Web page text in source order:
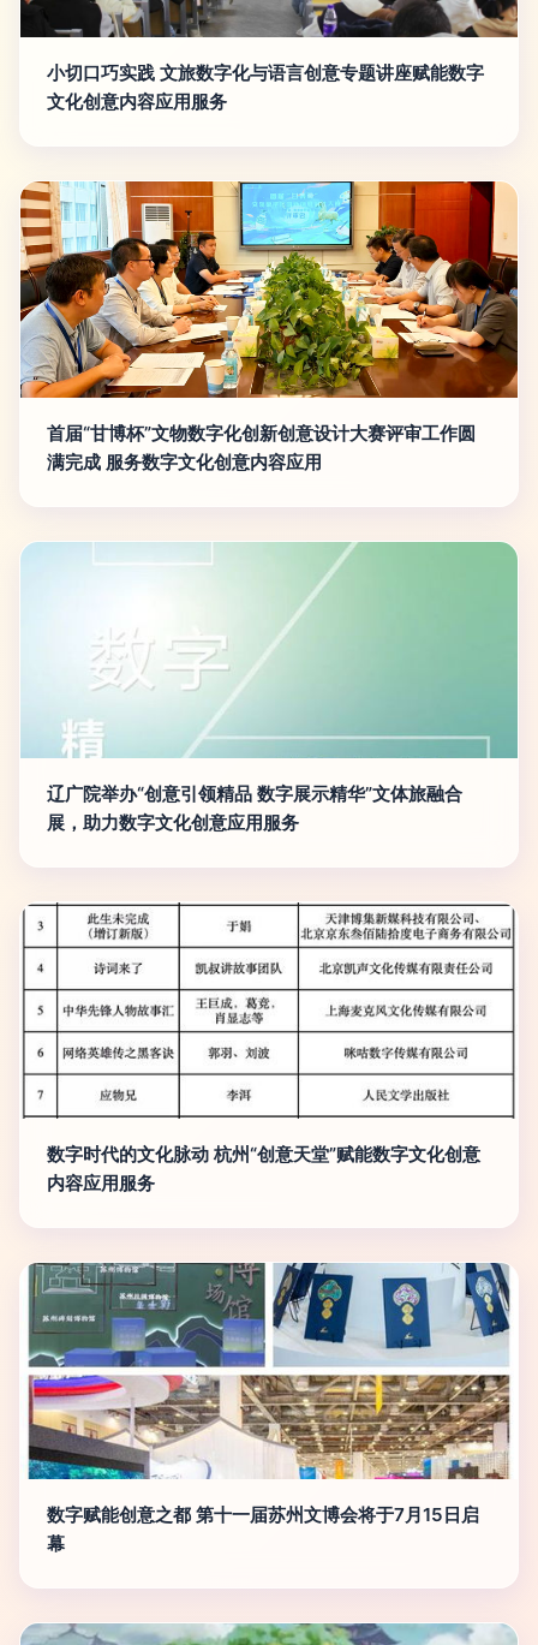
小切口巧实践 文旅数字化与语言创意专题讲座赋能数字
文化创意内容应用服务
首届“甘博杯”文物数字化创新创意设计大赛评审工作圆
满完成 服务数字文化创意内容应用
辽广院举办“创意引领精品 数字展示精华”文体旅融合
展，助力数字文化创意应用服务
数字时代的文化脉动 杭州“创意天堂”赋能数字文化创意
内容应用服务
数字赋能创意之都 第十一届苏州文博会将于7月15日启
幕